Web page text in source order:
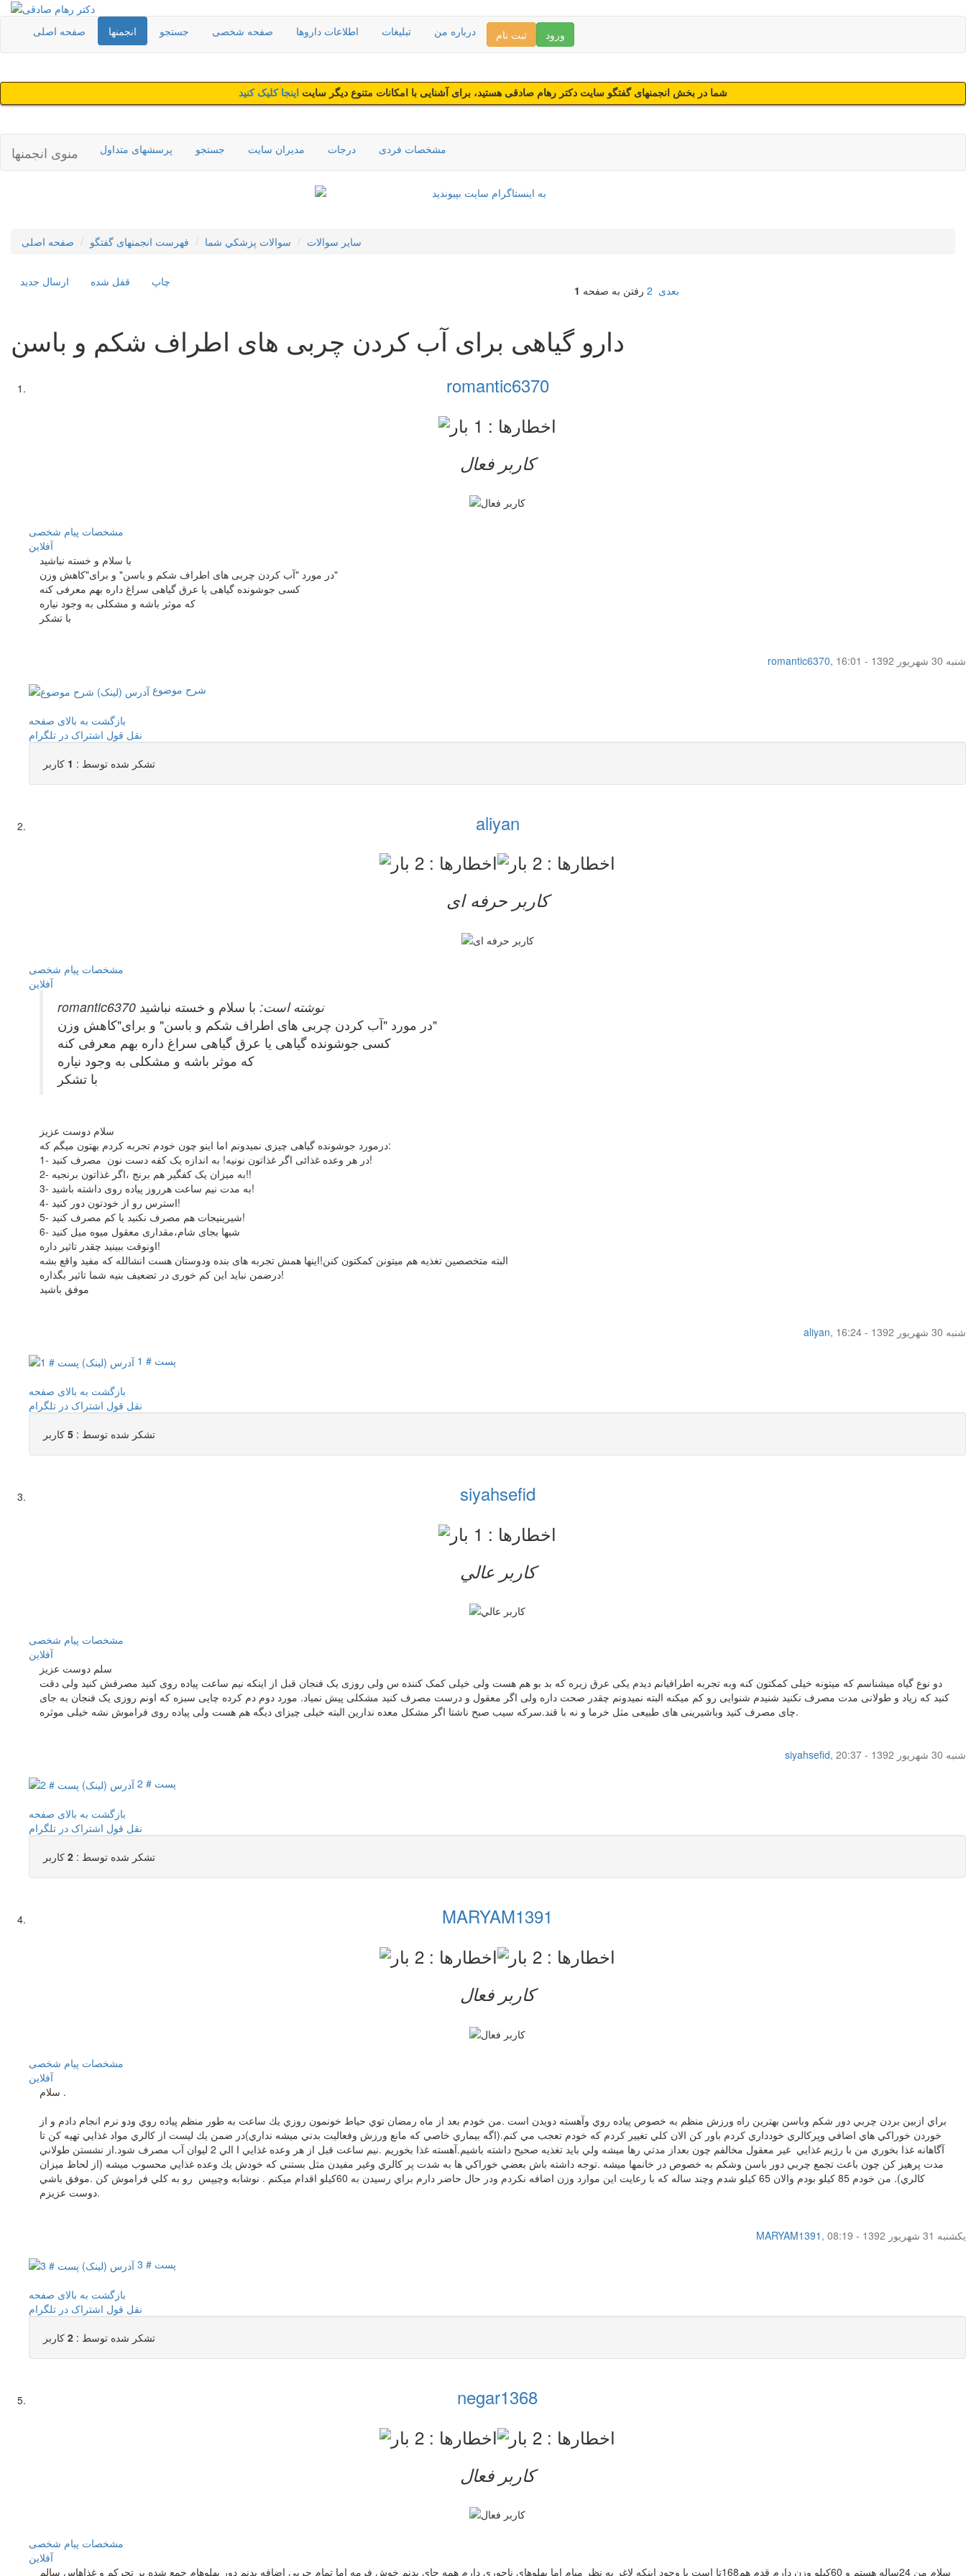
صفحه اصلی انجمنها جستجو صفحه شخصی اطلاعات داروها تبلیغات درباره من ثبت نام ورود
شما در بخش انجمنهای گفتگو سایت دکتر رهام صادقی هستید، برای آشنایی با امکانات متنوع دیگر سایت اینجا کلیک کنید
منوی انجمنها پرسشهای متداول جستجو مدیران سایت درجات مشخصات فردی
صفحه اصلی فهرست انجمنهای گفتگو سوالات پزشکي شما سایر سوالات
ارسال جديد قفل شده چاپ
رفتن به صفحه 1 2 بعدی
دارو گیاهی برای آب کردن چربی های اطراف شکم و باسن
romantic6370
کاربر فعال
مشخصات پیام شخصی
آفلاين
با سلام و خسته نباشید
در مورد "آب کردن چربی های اطراف شکم و باسن" و برای"کاهش وزن"
کسی جوشونده گیاهی یا عرق گیاهی سراغ داره بهم معرفی کنه
که موثر باشه و مشکلی به وجود نیاره
با تشکر
romantic6370,
شنبه 30 شهریور 1392 - 16:01
شرح موضوع
بازگشت به بالای صفحه
نقل قول اشتراک در تلگرام
تشکر شده توسط : 1 کاربر
aliyan
کاربر حرفه ای
مشخصات پیام شخصی
آفلاين
romantic6370 نوشته است: با سلام و خسته نباشید
در مورد "آب کردن چربی های اطراف شکم و باسن" و برای"کاهش وزن"
کسی جوشونده گیاهی یا عرق گیاهی سراغ داره بهم معرفی کنه
که موثر باشه و مشکلی به وجود نیاره
با تشکر
سلام دوست عزیز
درمورد جوشونده گیاهی چیزی نمیدونم اما اینو چون خودم تجربه کردم بهتون میگم که:
1- در هر وعده غذائی اگر غذاتون نونیه! به اندازه یک کفه دست نون مصرف کنید!
2- به میزان یک کفگیر هم برنج ،اگر غذاتون برنجیه!!
3- به مدت نیم ساعت هرروز پیاده روی داشته باشید!
4- استرس رو از خودتون دور کنید!
5- شیرینیجات هم مصرف نکنید یا کم مصرف کنید!
6- شبها بجای شام،مقداری معقول میوه میل کنید
اونوقت ببینید چقدر تاثیر داره!
البته متخصصین تغذیه هم میتونن کمکتون کنن!اینها همش تجربه های بنده ودوستان هست انشالله که مفید واقع بشه
درضمن نباید این کم خوری در تضعیف بنیه شما تاثیر بگذاره!
موفق باشید
aliyan,
شنبه 30 شهریور 1392 - 16:24
پست # 1
بازگشت به بالای صفحه
نقل قول اشتراک در تلگرام
تشکر شده توسط : 5 کاربر
siyahsefid
کاربر عالي
مشخصات پیام شخصی
آفلاين
سلم دوست عزیز
دو نوع گیاه میشناسم که میتونه خیلی کمکتون کنه وبه تجربه اطرافیانم دیدم یکی عرق زیره که بد بو هم هست ولی خیلی کمک کننده س ولی روزی یک فنجان قبل از اینکه نیم ساعت پیاده روی کنید مصرفش کنید ولی دقت
کنید که زیاد و طولانی مدت مصرف نکنید شنیدم شنوایی رو کم میکنه البته نمیدونم چقدر صحت داره ولی اگر معقول و درست مصرف کنید مشکلی پیش نمیاد. مورد دوم دم کرده چایی سبزه که اونم روزی یک فنجان به جای
چای مصرف کنید وباشیرینی های طبیعی مثل خرما و نه با قند.سرکه سیب صبح ناشتا اگر مشکل معده ندارین البته خیلی چیزای دیگه هم هست ولی پیاده روی فراموش نشه خیلی موثره.
siyahsefid,
شنبه 30 شهریور 1392 - 20:37
پست # 2
بازگشت به بالای صفحه
نقل قول اشتراک در تلگرام
تشکر شده توسط : 2 کاربر
MARYAM1391
کاربر فعال
مشخصات پیام شخصی
آفلاين
سلام .
براي ازبين بردن چربي دور شكم وباسن بهترين راه ورزش منظم به خصوص پياده روي وآهسته دويدن است .من خودم بعد از ماه رمضان توي حياط خونمون روزي يك ساعت به طور منظم پياده روي ودو نرم انجام دادم و از
خوردن خوراكي هاي اضافي وپركالري خودداري كردم باور كن الان كلي تغيير كردم كه خودم تعجب مي كنم.(اگه بيماري خاصي كه مانع ورزش وفعاليت بدني ميشه نداري)در ضمن يك ليست از كالري مواد غذايي تهيه كن تا
آگاهانه غذا بخوري من با رژيم غذايي غير معقول مخالفم چون بعداز مدتي رها ميشه ولي بايد تغذيه صحيح داشته باشيم.آهسته غذا بخوريم .نيم ساعت قبل از هر وعده غذايي ا الي 2 ليوان آب مصرف شود.از نشستن طولاني
مدت پرهيز كن چون باعث تجمع چربي دور باسن وشكم به خصوص در خانمها ميشه .توجه داشته باش بعضي خوراكي ها به شدت پر كالري وغير مفيدن مثل بستني كه خودش يك وعده غذايي محسوب ميشه (از لحاظ ميزان
كالري). من خودم 85 كيلو بودم والان 65 كيلو شدم وچند ساله كه با رعايت اين موارد وزن اضافه نكردم ودر حال حاضر دارم براي رسيدن به 60كيلو اقدام ميكنم . نوشابه وچيپس رو به كلي فراموش كن .موفق باشي
دوست عزيزم.
MARYAM1391 ,
یکشنبه 31 شهریور 1392 - 08:19
پست # 3
بازگشت به بالای صفحه
نقل قول اشتراک در تلگرام
تشکر شده توسط : 2 کاربر
negar1368
کاربر فعال
مشخصات پیام شخصی
آفلاين
سلام من 24ساله هستم و 60کیلو وزن دارم قدم هم168تا است با وجود اینکه لاغر به نظر میام اما پهلوهای ناجوری دارم همه جای بدنم خوش فرمه اما تمام چربی اضافه بدنم دور پهلوهام جمع شده پر تحرکم و غذاهاس سالم